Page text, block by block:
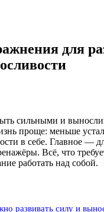
для
сильными и
проще: меньше
в себе. Главное —
Всё, что
работать над собой.
развивать силу и